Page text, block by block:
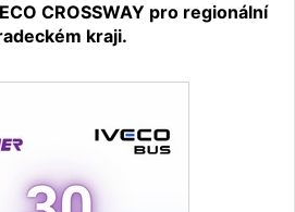
CROSSWAY pro regionální
kraji.